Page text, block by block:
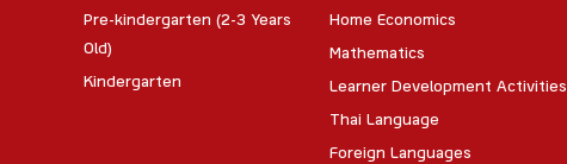
Pre-kindergarten (2-3 Years
Old)
Kindergarten
Home Economics
Mathematics
Learner Development Activities
Thai Language
Foreign Languages